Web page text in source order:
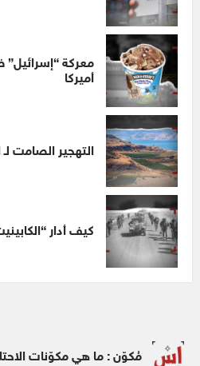
معركة
أميركا
التهجير الصامت لـ
كيف أدار
مُكوّن : ما هي مكوّنات